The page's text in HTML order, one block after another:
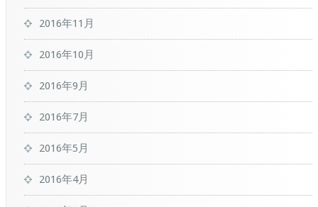
2016年11月
2016年10月
2016年9月
2016年7月
2016年5月
2016年4月